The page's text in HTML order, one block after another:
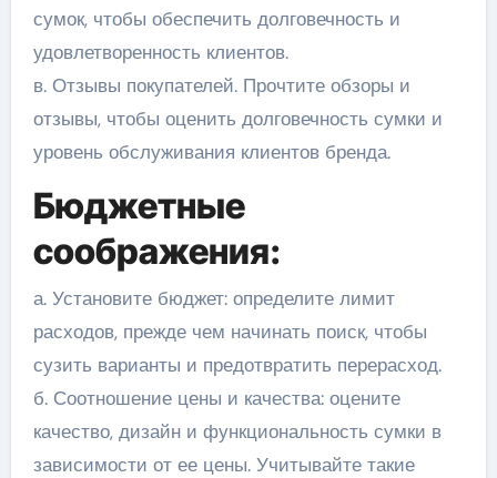
сумок, чтобы обеспечить долговечность и
удовлетворенность клиентов.
в. Отзывы покупателей. Прочтите обзоры и
отзывы, чтобы оценить долговечность сумки и
уровень обслуживания клиентов бренда.
Бюджетные
соображения:
а. Установите бюджет: определите лимит
расходов, прежде чем начинать поиск, чтобы
сузить варианты и предотвратить перерасход.
б. Соотношение цены и качества: оцените
качество, дизайн и функциональность сумки в
зависимости от ее цены. Учитывайте такие